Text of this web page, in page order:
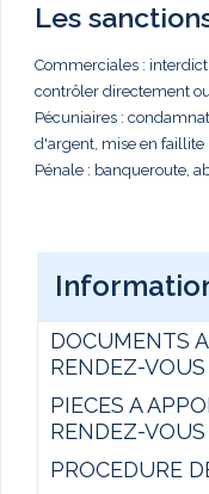
Les
Commerciales :
contrôler directement
Pécuniaires :
d'argent, mise en faillite
Pénale : banqueroute,
DOCUMENTS
RENDEZ-VOUS
PIECES A
RENDEZ-VOUS
PROCEDURE